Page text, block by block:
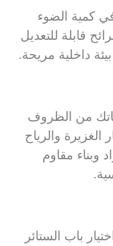
في كمية الضوء
قابلة للتعديل
داخلية مريحة.
من الظروف
الغزيرة والرياح
وبناء مقاوم
باب الستائر